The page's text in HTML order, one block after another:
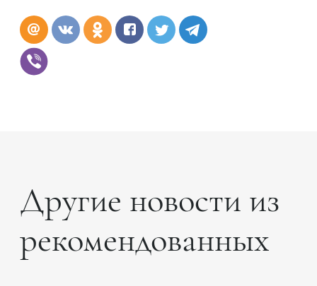
Другие новости из
рекомендованных